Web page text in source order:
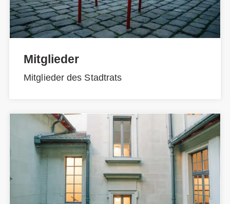
Mitglieder
Mitglieder des Stadtrats